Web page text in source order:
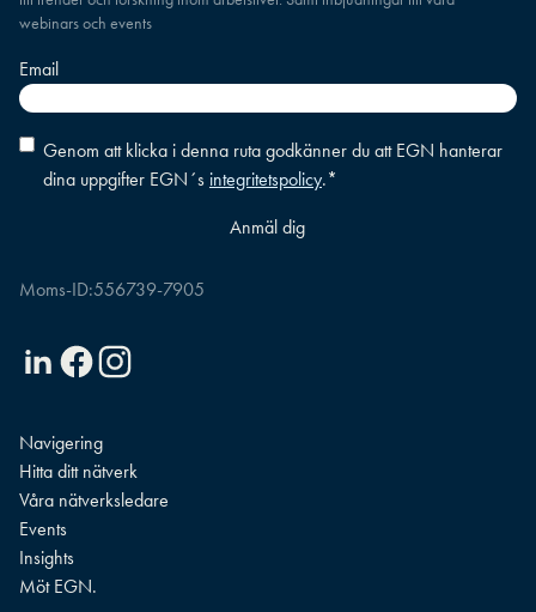
webinars och events
Email
Consent*
Genom att klicka i denna ruta godkänner du att EGN hanterar
dina uppgifter EGN´s integritetspolicy.*
Moms-ID:556739-7905
LinkedinFacebookInstagram
Navigering
Hitta ditt nätverk
Våra nätverksledare
Events
Insights
Möt EGN.